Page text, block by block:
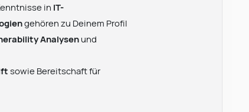
in IT-
gehören zu Deinem Profil
Analysenund
sowie Bereitschaft für